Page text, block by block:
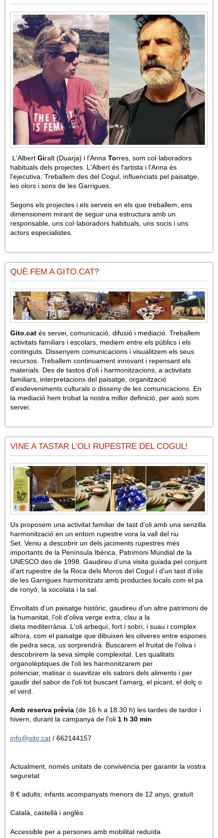
L'Albert Giralt (Duarja) i l'Anna Torres, som col·laboradors
habituals dels projectes. L'Albert és l'artista i l'Anna és
l'ejecutiva. Treballem des del Cogul, influenciats pel paisatge,
les olors i sons de les Garrigues.
Segons els projectes i els serveis en els que treballem, ens
dimensionem mirant de seguir una estructura amb un
responsable, uns col·laboradors habituals, uns socis i uns
actors especialistes.
QUÈ FEM A GITO.CAT?
Gito.cat és servei, comunicació, difusió i mediació. Treballem
activitats familiars i escolars, mediem entre els públics i els
continguts. Dissenyem comunicacions i visualitzem els seus
recursos. Treballem continuament innovant i repensant els
materials. Des de tastos d'oli i harmonitzacions, a activitats
familiars, interpretacions del paisatge, organització
d'esdeveniments culturals o disseny de les comunicacions. En
la mediació hem trobat la nostra millor definició, per això som
servei.
VINE A TASTAR L'OLI RUPESTRE DEL COGUL!
Us proposem una activitat familiar de tast d'oli amb una senzilla
harmonització en un entorn rupestre vora la vall del riu
Set. Veniu a descobrir un dels jaciments rupestres més
importants de la Península Ibèrica, Patrimoni Mundial de la
UNESCO des de 1998. Gaudireu d’una visita guiada pel conjunt
d’art rupestre de la Roca dels Moros del Cogul i d’un tast d’olis
de les Garrigues harmonitzats amb productes locals com el pa
de ronyó, la xocolata i la sal.
Envoltats d'un paisatge històric, gaudireu d'un altre patrimoni de
la humanitat, l'oli d'oliva verge extra, clau a la
dieta mediterrània. L'oli arbequí, fort i sobri, i suau i complex
alhora, com el paisatge que dibuixen les oliveres entre espones
de pedra seca, us sorprendrà. Buscarem el fruitat de l'oliva i
descobrirem la seva simple complexitat. Les qualitats
organolèptiques de l'oli les harmonitzarem per
potenciar, matisar o suavitzar els sabors dels aliments i per
gaudir del sabor de l'oli tot buscant l'amarg, el picant, el dolç o
el verd.
Amb reserva prèvia (de 16 h a 18.30 h) les tardes de tardor i
hivern, durant la campanya de l'oli 1 h 30 min
info@gito.cat / 662144157
Actualment, només unitats de convivència per garantir la vostra
seguretat
8 € adults; infants acompanyats menors de 12 anys, gratuït
Català, castellà i anglès
Accessible per a persones amb mobilitat reduïda